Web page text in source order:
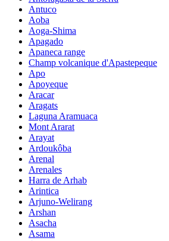
Antuco
Aoba
Aoga-Shima
Apagado
Apaneca range
Champ volcanique d'Apastepeque
Apo
Apoyeque
Aracar
Aragats
Laguna Aramuaca
Mont Ararat
Arayat
Ardoukôba
Arenal
Arenales
Harra de Arhab
Arintica
Arjuno-Welirang
Arshan
Asacha
Asama